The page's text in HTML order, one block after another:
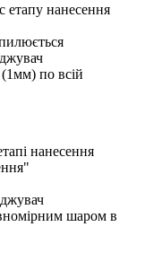
етапу нанесення
по всій
нанесення
шаром в